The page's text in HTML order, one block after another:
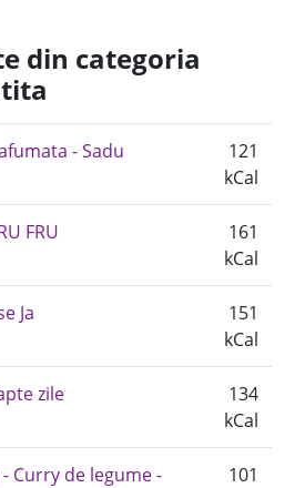
din categoria
- Sadu
121
kCal
FRU
161
kCal
Ja
151
kCal
zile
134
kCal
Curry de legume -
101